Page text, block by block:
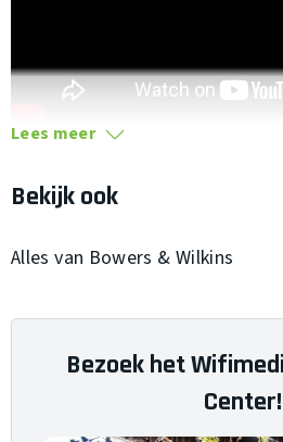
Lees meer
Bekijk ook
Alles van Bowers & Wilkins
Bezoek het
Center!